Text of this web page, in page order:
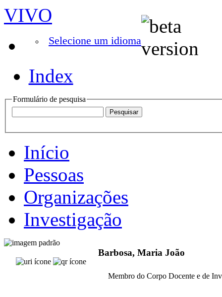
VIVO
Selecione um idioma
Index
Formulário de pesquisa
Início
Pessoas
Organizações
Investigação
Barbosa, Maria João
Membro do Corpo Docente e de